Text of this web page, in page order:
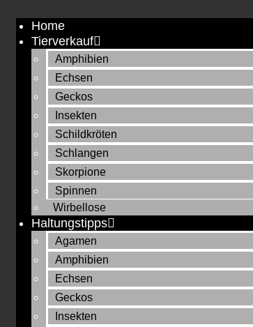
Inhalt
springen
Home
Tierverkauf
Amphibien
Echsen
Geckos
Insekten
Schildkröten
Schlangen
Skorpione
Spinnen
Wirbellose
Haltungstipps
Agamen
Amphibien
Echsen
Geckos
Insekten